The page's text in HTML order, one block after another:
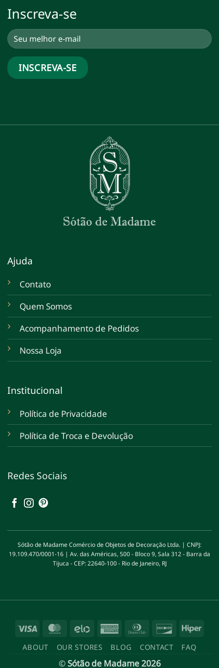
Inscreva-se
Ajuda
Contato
Quem Somos
Acompanhamento de Pedidos
Nossa Loja
Institucional
Política de Privacidade
Política de Troca e Devolução
Redes Sociais
Sótão de Madame Comércio de Objetos de Decoração Ltda. | CNPJ:
19.109.470/0001-16 | Av. das Américas, 500 - Bloco 9, Sala 312 - Barra da
Tijuca - CEP: 22640-100 - Rio de Janeiro, RJ
Visa MasterCard
Elo
AmericanDinners
Discover
ABOUT OUR STORES BLOG CONTACT FAQ
©Sótão de Madame 2026